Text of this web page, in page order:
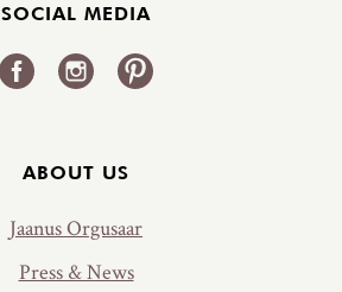
SOCIAL MEDIA
ABOUT US
Jaanus Orgusaar
Press & News